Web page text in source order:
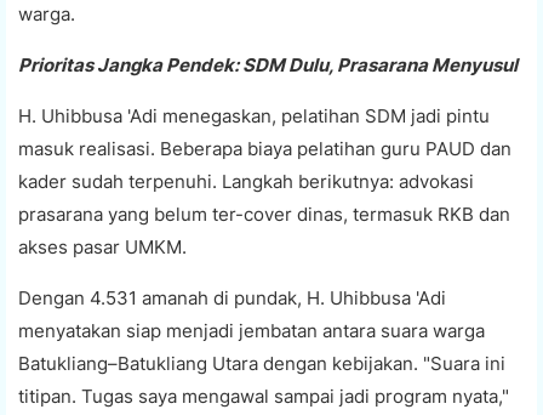
warga.
Prioritas Jangka Pendek: SDM Dulu, Prasarana Menyusul
H. Uhibbusa 'Adi menegaskan, pelatihan SDM jadi pintu
masuk realisasi. Beberapa biaya pelatihan guru PAUD dan
kader sudah terpenuhi. Langkah berikutnya: advokasi
prasarana yang belum ter-cover dinas, termasuk RKB dan
akses pasar UMKM.
Dengan 4.531 amanah di pundak, H. Uhibbusa 'Adi
menyatakan siap menjadi jembatan antara suara warga
Batukliang–Batukliang Utara dengan kebijakan. "Suara ini
titipan. Tugas saya mengawal sampai jadi program nyata,"